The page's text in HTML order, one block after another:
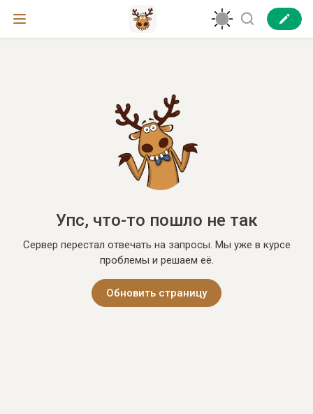
Упс, что-то пошло не так
Сервер перестал отвечать на запросы. Мы уже в курсе
проблемы и решаем её.
Обновить страницу